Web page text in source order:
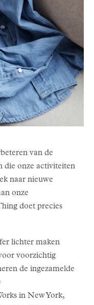
van de
die onze activiteiten
naar nieuwe
onze
doet precies
lichter maken
voorzichtig
de ingezamelde
in New York,